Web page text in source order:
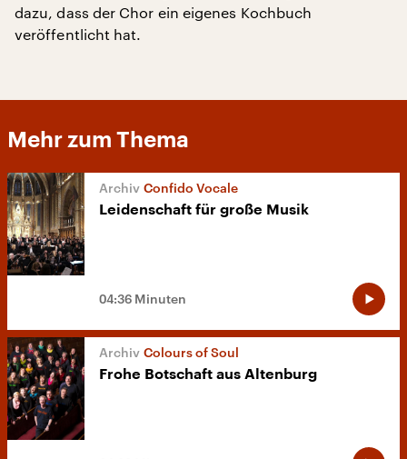
dazu, dass der Chor ein eigenes Kochbuch
veröffentlicht hat.
Mehr zum Thema
Confido Vocale
Leidenschaft für große Musik
04:36 Minuten
Colours of Soul
Frohe Botschaft aus Altenburg